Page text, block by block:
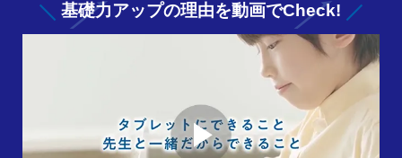
基礎力アップの理由を動画でCheck!